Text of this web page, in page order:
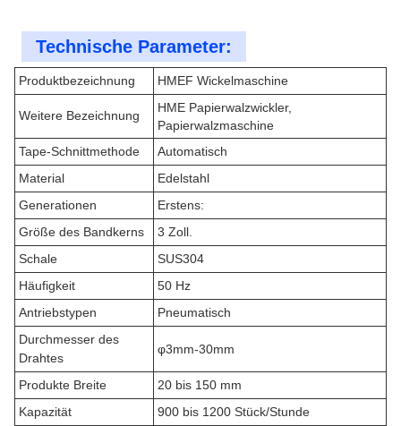
Technische Parameter:
Produktbezeichnung HMEF Wickelmaschine
Weitere Bezeichnung
HME Papierwalzwickler,
Papierwalzmaschine
Tape-Schnittmethode
Automatisch
Material
Edelstahl
Generationen
Erstens:
Größe des Bandkerns
3 Zoll.
Schale
SUS304
Häufigkeit
50 Hz
Antriebstypen
Pneumatisch
Durchmesser des
Drahtes
φ3mm-30mm
Produkte Breite
20 bis 150 mm
Kapazität
900 bis 1200 Stück/Stunde